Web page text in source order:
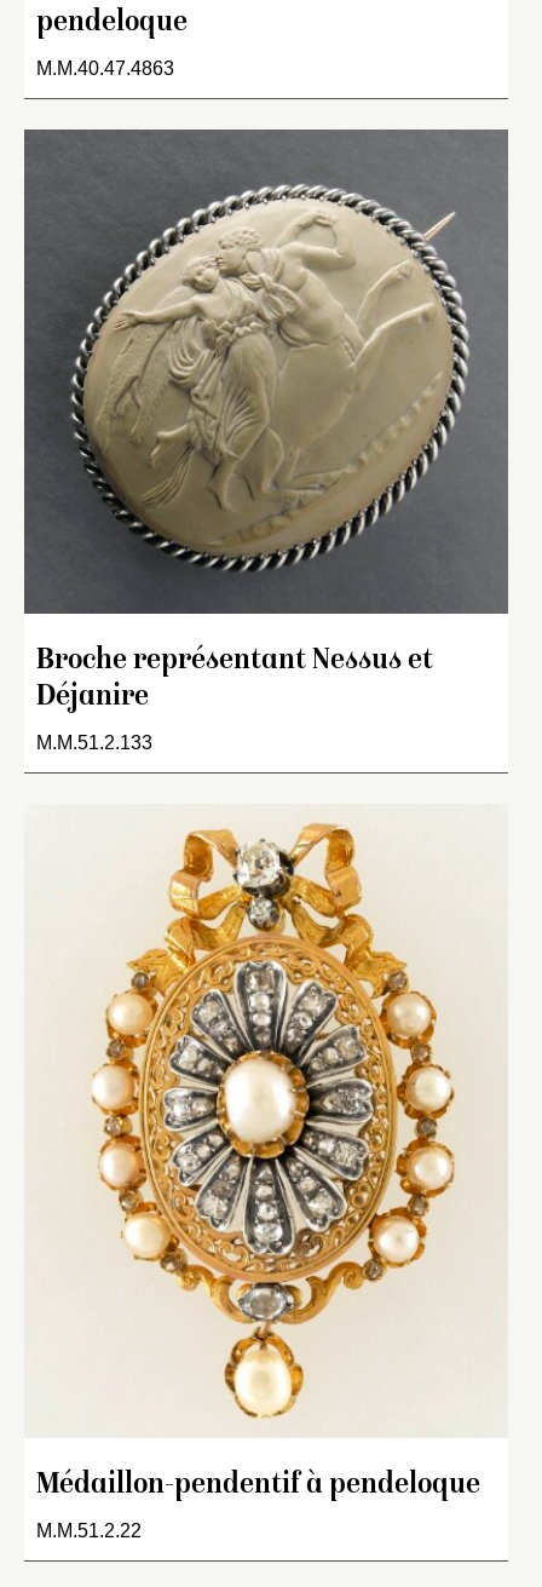
pendeloque
M.M.40.47.4863
Broche représentant Nessus et
Déjanire
M.M.51.2.133
Médaillon-pendentif à pendeloque
M.M.51.2.22